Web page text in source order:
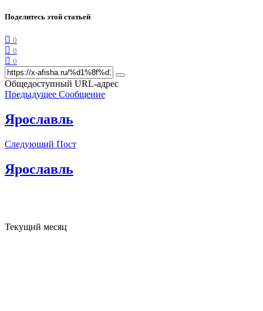
Поделитесь этой статьей
0
0
0
Общедоступный URL-адрес
Предыдущее Сообщение
Ярославль
Следующий Пост
Ярославль
Текущий месяц